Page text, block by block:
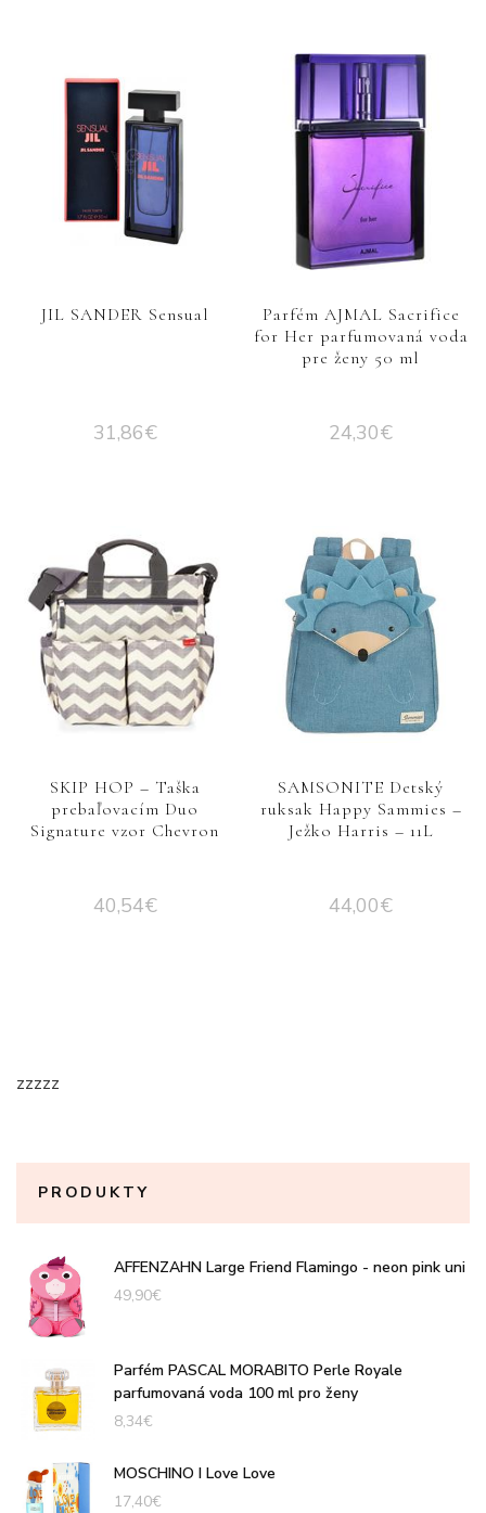
JIL SANDER Sensual
31,86€
Parfém AJMAL Sacrifice
for Her parfumovaná voda
pre ženy 50 ml
24,30€
SKIP HOP – Taška
prebaľovacím Duo
Signature vzor Chevron
40,54€
SAMSONITE Detský
ruksak Happy Sammies –
Ježko Harris – 11L
44,00€
zzzzz
PRODUKTY
AFFENZAHN Large Friend Flamingo - neon pink uni
49,90€
Parfém PASCAL MORABITO Perle Royale
parfumovaná voda 100 ml pro ženy
8,34€
MOSCHINO I Love Love
17,40€